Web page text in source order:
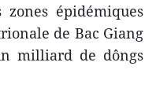
épidémiques
de Bac Giang
milliard de dôngs